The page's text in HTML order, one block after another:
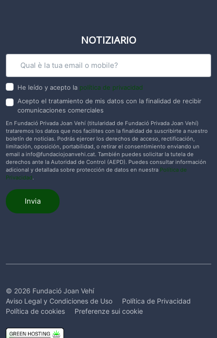
NOTIZIARIO
He leído y acepto la política de privacidad
Acepto el tratamiento de mis datos con la finalidad de recibir
comunicaciones comerciales
En Fundació Privada Joan Vehí (titularidad de Fundació Privada Joan Vehí)
trataremos los datos que nos facilites con la finalidad de suscribirte a nuestro
boletín de noticias. Podrás ejercer los derechos de acceso, rectificación,
limitación, oposición, portabilidad, o retirar el consentimiento enviando un
email a info@fundaciojoanvehi.cat. También puedes solicitar la tutela de
derechos ante la Autoridad de Control (AEPD). Puedes consultar información
adicional y detallada sobre protección de datos en nuestra Política de
Privacidad.
Invia
© 2026 Fundació Joan Vehí
Aviso Legal y Condiciones de Uso
Política de Privacidad
Política de cookies
Preferenze sui cookie